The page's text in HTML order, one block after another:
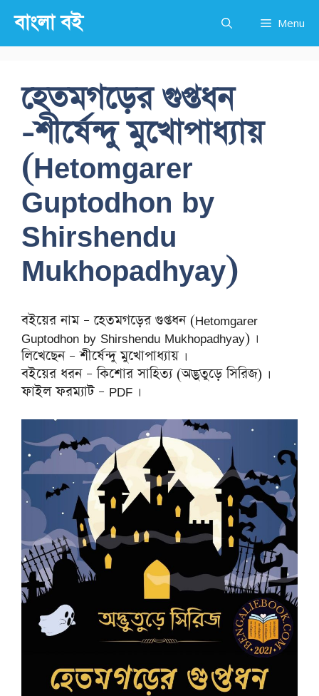
content
বাংলা বই Menu
হেতমগড়ের গুপ্তধন
-শীর্ষেন্দু মুখোপাধ্যায়
(Hetomgarer
Guptodhon by
Shirshendu
Mukhopadhyay)
বইয়ের নাম – হেতমগড়ের গুপ্তধন (Hetomgarer
Guptodhon by Shirshendu Mukhopadhyay) ।
লিখেছেন – শীর্ষেন্দু মুখোপাধ্যায় ।
বইয়ের ধরন – কিশোর সাহিত্য (অদ্ভুতুড়ে সিরিজ) ।
ফাইল ফরম্যাট – PDF ।